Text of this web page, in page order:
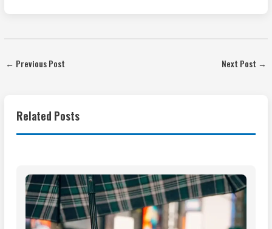
← Previous Post Next Post →
Related Posts